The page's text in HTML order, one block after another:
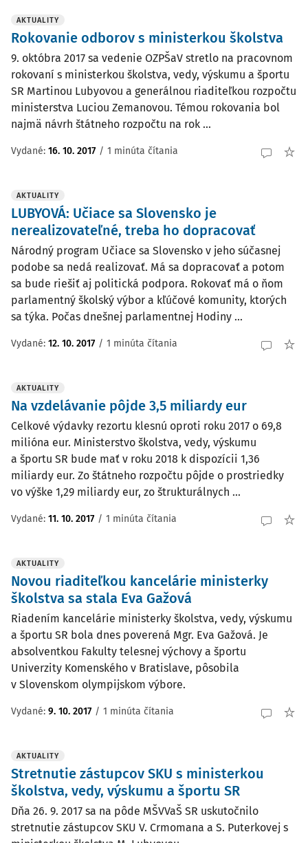
AKTUALITY
Rokovanie odborov s ministerkou školstva
9. októbra 2017 sa vedenie OZPŠaV stretlo na pracovnom
rokovaní s ministerkou školstva, vedy, výskumu a športu
SR Martinou Lubyovou a generálnou riaditeľkou rozpočtu
ministerstva Luciou Zemanovou. Témou rokovania bol
najmä návrh štátneho rozpočtu na rok ...
Vydané: 16. 10. 2017 / 1 minúta čítania
AKTUALITY
LUBYOVÁ: Učiace sa Slovensko je
nerealizovateľné, treba ho dopracovať
Národný program Učiace sa Slovensko v jeho súčasnej
podobe sa nedá realizovať. Má sa dopracovať a potom
sa bude riešiť aj politická podpora. Rokovať má o ňom
parlamentný školský výbor a kľúčové komunity, ktorých
sa týka. Počas dnešnej parlamentnej Hodiny ...
Vydané: 12. 10. 2017 / 1 minúta čítania
AKTUALITY
Na vzdelávanie pôjde 3,5 miliardy eur
Celkové výdavky rezortu klesnú oproti roku 2017 o 69,8
milióna eur. Ministerstvo školstva, vedy, výskumu
a športu SR bude mať v roku 2018 k dispozícii 1,36
miliardy eur. Zo štátneho rozpočtu pôjde o prostriedky
vo výške 1,29 miliardy eur, zo štrukturálnych ...
Vydané: 11. 10. 2017 / 1 minúta čítania
AKTUALITY
Novou riaditeľkou kancelárie ministerky
školstva sa stala Eva Gažová
Riadením kancelárie ministerky školstva, vedy, výskumu
a športu SR bola dnes poverená Mgr. Eva Gažová. Je
absolventkou Fakulty telesnej výchovy a športu
Univerzity Komenského v Bratislave, pôsobila
v Slovenskom olympijskom výbore.
Vydané: 9. 10. 2017 / 1 minúta čítania
AKTUALITY
Stretnutie zástupcov SKU s ministerkou
školstva, vedy, výskumu a športu SR
Dňa 26. 9. 2017 sa na pôde MŠVVaŠ SR uskutočnilo
stretnutie zástupcov SKU V. Crmomana a S. Puterkovej s